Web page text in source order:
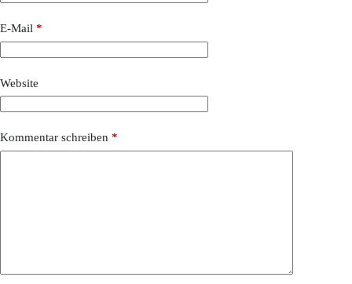
E-Mail *
Website
Kommentar schreiben *